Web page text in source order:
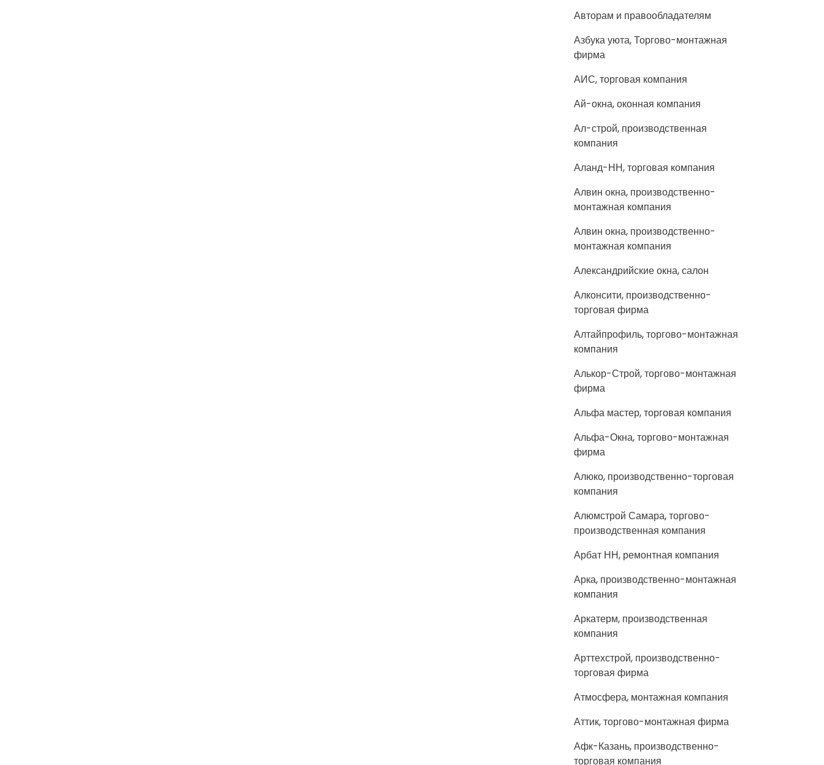
Авторам и правообладателям
Азбука уюта, Торгово-монтажная
фирма
АИС, торговая компания
Ай-окна, оконная компания
Ал-строй, производственная
компания
Аланд-НН, торговая компания
Алвин окна, производственно-
монтажная компания
Алвин окна, производственно-
монтажная компания
Александрийские окна, салон
Алконсити, производственно-
торговая фирма
Алтайпрофиль, торгово-монтажная
компания
Алькор-Строй, торгово-монтажная
фирма
Альфа мастер, торговая компания
Альфа-Окна, торгово-монтажная
фирма
Алюко, производственно-торговая
компания
Алюмстрой Самара, торгово-
производственная компания
Арбат НН, ремонтная компания
Арка, производственно-монтажная
компания
Аркатерм, производственная
компания
Арттехстрой, производственно-
торговая фирма
Атмосфера, монтажная компания
Аттик, торгово-монтажная фирма
Афк-Казань, производственно-
торговая компания